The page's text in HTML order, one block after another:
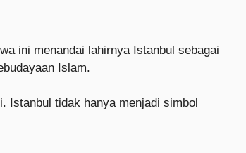
ini menandai lahirnya Istanbul sebagai
Islam.
Istanbul tidak hanya menjadi simbol